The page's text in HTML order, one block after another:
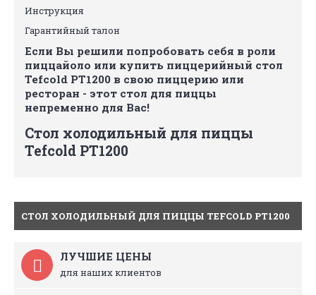
Инструкция
Гарантийный талон
Если Вы решили попробовать себя в роли
пиццайоло или купить пиццерийный стол
Tefcold PT1200 в свою пиццерию или
ресторан - этот стол для пиццы
непременно для Вас!
Стол холодильный для пиццы
Tefcold PT1200
СТОЛ ХОЛОДИЛЬНЫЙ ДЛЯ ПИЦЦЫ TEFCOLD PT1200
ЛУЧШИЕ ЦЕНЫ
для наших клиентов